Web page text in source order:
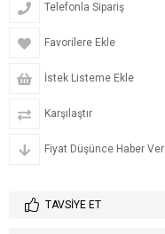
Telefonla Sipariş
Favorilere Ekle
İstek Listeme Ekle
Karşılaştır
Fiyat Düşünce Haber Ver
TAVSIYE ET